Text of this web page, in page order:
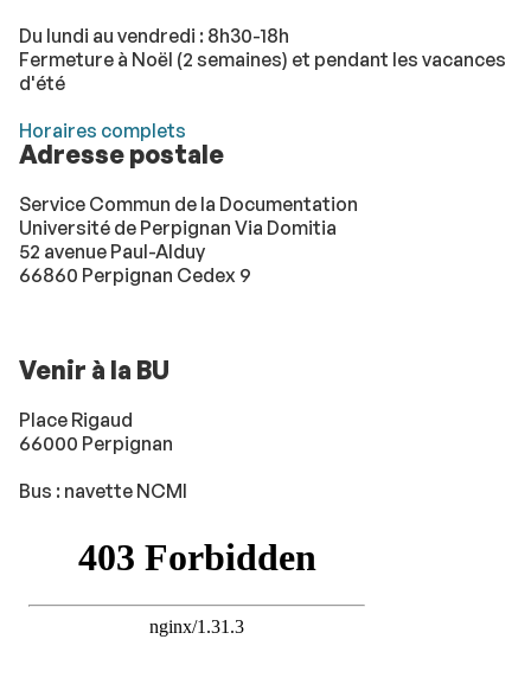
Du lundi au vendredi : 8h30-18h
Fermeture à Noël (2 semaines) et pendant les vacances
d'été
Horaires complets
Adresse postale
Service Commun de la Documentation
Université de Perpignan Via Domitia
52 avenue Paul-Alduy
66860 Perpignan Cedex 9
Venir à la BU
Place Rigaud
66000 Perpignan
Bus : navette NCMI